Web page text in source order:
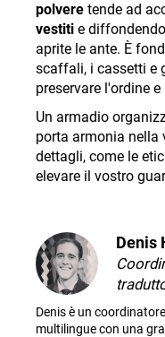
polvere tende ad
vestiti e
aprite le ante. È
scaffali, i cassetti e
preservare l'ordine
Un armadio
porta armonia nella
dettagli, come le
elevare il vostro
Denis
Denis è un
multilingue con una